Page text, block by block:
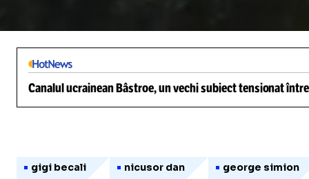
Canalul ucrainean Bâstroe, un vechi subiect tensionat
gigi becali nicusor dan george simion